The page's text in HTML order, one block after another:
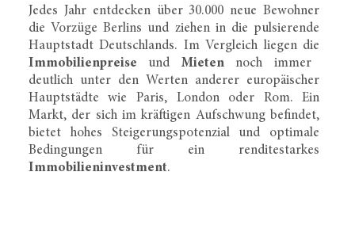
Jedes Jahr entdecken über 30.000 neue Bewohner
die Vorzüge Berlins und ziehen in die pulsierende
Hauptstadt Deutschlands. Im Vergleich liegen die
Immobilienpreise und Mietennoch immer
deutlich unter den Werten anderer europäischer
Hauptstädte wie Paris, London oder Rom. Ein
Markt, der sich im kräftigen Aufschwung befindet,
bietet hohes Steigerungspotenzial und optimale
Bedingungen für ein renditestarkes
Immobilieninvestment.